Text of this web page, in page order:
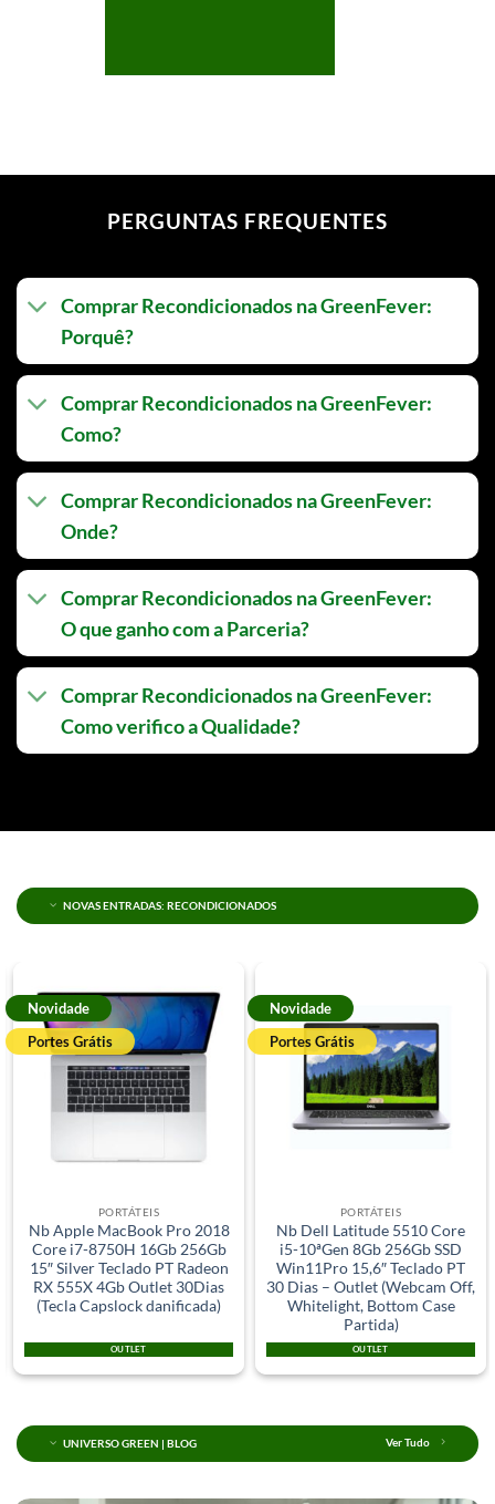
PERGUNTAS FREQUENTES
Comprar Recondicionados na GreenFever:
Porquê?
Comprar Recondicionados na GreenFever:
Como?
Comprar Recondicionados na GreenFever:
Onde?
Comprar Recondicionados na GreenFever:
O que ganho com a Parceria?
Comprar Recondicionados na GreenFever:
Como verifico a Qualidade?
NOVAS ENTRADAS: RECONDICIONADOS
Novidade
Portes Grátis
PORTÁTEIS
Nb Dell Latitude 5510 Core
i5-10ªGen 8Gb 256Gb SSD
Win11Pro 15,6″ Teclado PT
30 Dias – Outlet (Webcam Off,
Whitelight, Bottom Case
OUTLET
Novidade
Portes Grátis
PORTÁTEIS
Nb Dell Latitude 5400 Core
i7-8ªGen 8Gb 256Gb SSD
Win11Pro Sem Webcam
Teclado PT
GRADE A
UNIVERSO GREEN | BLOG Ver Tudo